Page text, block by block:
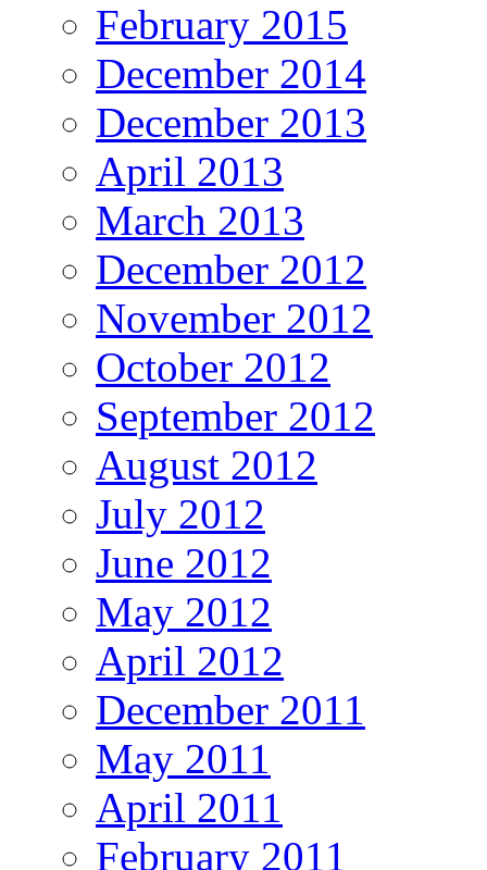
February 2015
December 2014
December 2013
April 2013
March 2013
December 2012
November 2012
October 2012
September 2012
August 2012
July 2012
June 2012
May 2012
April 2012
December 2011
May 2011
April 2011
February 2011